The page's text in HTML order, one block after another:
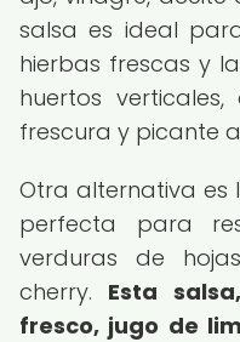
salsa es ideal
hierbas frescas y
huertos
frescura y picante
Otra alternativa es
perfecta para
verduras de
cherry. Esta
fresco, jugo de